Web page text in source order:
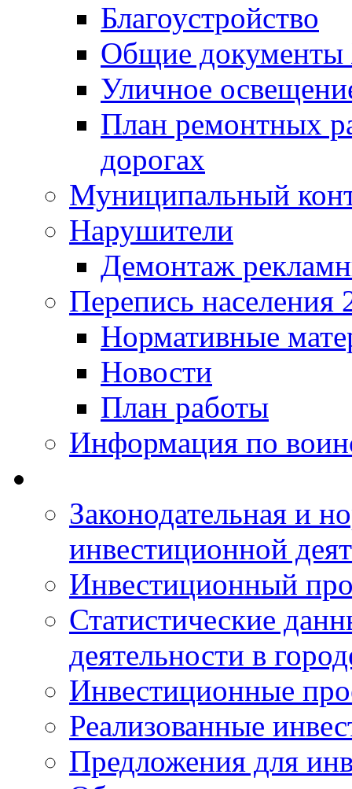
Благоустройство
Общие
Уличное
План ремонтных
дорогах
Муниципальный
Нарушители
Демонтаж
Перепись населения
Нормативные
Новости
План работы
Информация по
Законодательная и
инвестиционной
Инвестиционный
Статистические
деятельности в
Инвестиционные
Реализованные
Предложения для